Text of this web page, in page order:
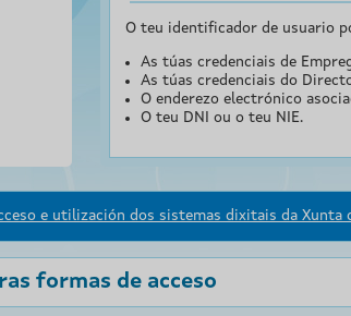
O teu identificador de usuario
As túas credenciais de
As túas credenciais do
O enderezo electrónico
O teu DNI ou o teu NIE.
e utilización dos sistemas dixitais da Xunta
formas de acceso